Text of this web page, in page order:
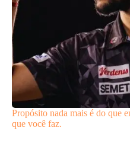
Propósito nada mais é do que
que você faz.